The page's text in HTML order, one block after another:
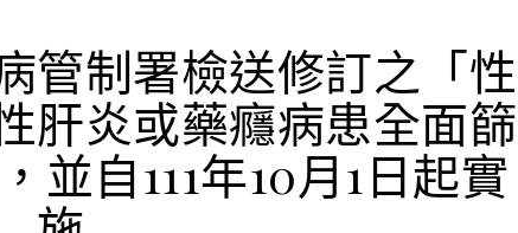
管制署檢送修訂之「性
肝炎或藥癮病患全面篩
並自111年10月1日起實